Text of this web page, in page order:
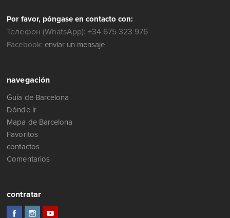
Por favor, póngase en contacto con:
Телефон (WhatsApp): +34 675 323 976
Facebook: enviar un mensaje
navegación
Guía de Barcelona
Dónde ir
Mapa de Barcelona
Favoritos
contactos
Comentarios
contratar